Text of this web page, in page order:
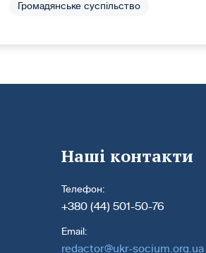
Громадянське суспільство
Наші контакти
Телефон:
+380 (44) 501-50-76
Email:
redactor@ukr-socium.org.ua